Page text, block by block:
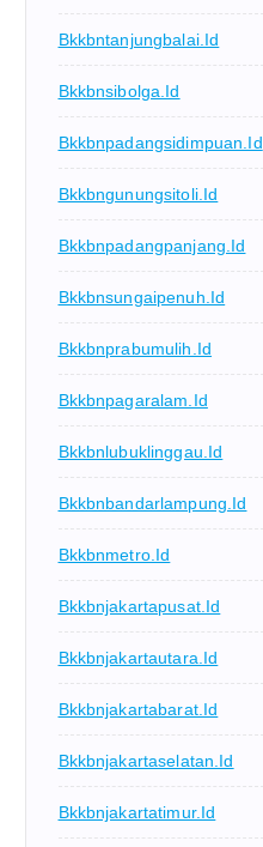
Bkkbntanjungbalai.id
Bkkbnsibolga.id
Bkkbnpadangsidimpuan.id
Bkkbngunungsitoli.id
Bkkbnpadangpanjang.id
Bkkbnsungaipenuh.id
Bkkbnprabumulih.id
Bkkbnpagaralam.id
Bkkbnlubuklinggau.id
Bkkbnbandarlampung.id
Bkkbnmetro.id
Bkkbnjakartapusat.id
Bkkbnjakartautara.id
Bkkbnjakartabarat.id
Bkkbnjakartaselatan.id
Bkkbnjakartatimur.id